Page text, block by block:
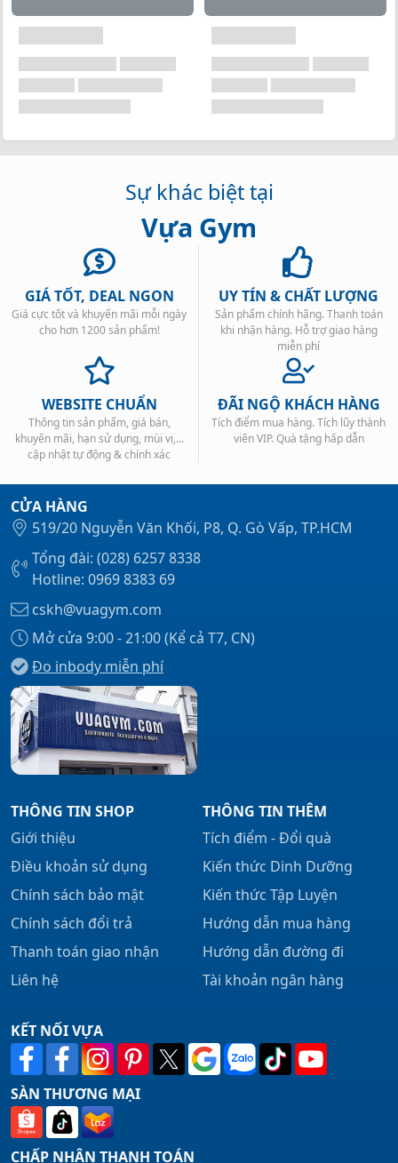
Sự khác biệt tại
Vựa Gym
GIÁ TỐT, DEAL NGON
Giá cực tốt và khuyến mãi mỗi ngày
cho hơn 1200 sản phẩm!
UY TÍN & CHẤT LƯỢNG
Sản phẩm chính hãng. Thanh toán
khi nhận hàng. Hỗ trợ giao hàng
miễn phí
WEBSITE CHUẨN
Thông tin sản phẩm, giá bán,
khuyến mãi, hạn sử dụng, mùi vị,...
cập nhật tự động & chính xác
ĐÃI NGỘ KHÁCH HÀNG
Tích điểm mua hàng. Tích lũy thành
viên VIP. Quà tặng hấp dẫn
CỬA HÀNG
519/20 Nguyễn Văn Khối, P8, Q. Gò Vấp, TP.HCM
Tổng đài: (028) 6257 8338
Hotline: 0969 8383 69
cskh@vuagym.com
Mở cửa 9:00 - 21:00 (Kể cả T7, CN)
Đo inbody miễn phí
THÔNG TIN SHOP
Giới thiệu
Điều khoản sử dụng
Chính sách bảo mật
Chính sách đổi trả
Thanh toán giao nhận
Liên hệ
THÔNG TIN THÊM
Tích điểm - Đổi quà
Kiến thức Dinh Dưỡng
Kiến thức Tập Luyện
Hướng dẫn mua hàng
Hướng dẫn đường đi
Tài khoản ngân hàng
KẾT NỐI VỰA
SÀN THƯƠNG MẠI
CHẤP NHẬN THANH TOÁN